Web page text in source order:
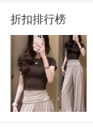
Nhu/unsplash
折扣排行榜